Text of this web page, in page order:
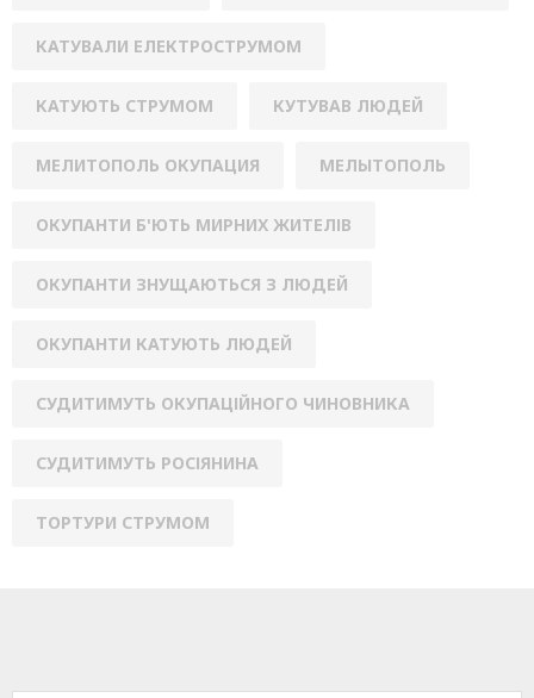
КАТУВАЛИ ЕЛЕКТРОСТРУМОМ
КАТУЮТЬ СТРУМОМ КУТУВАВ ЛЮДЕЙ
МЕЛИТОПОЛЬ ОКУПАЦИЯ МЕЛЫТОПОЛЬ
ОКУПАНТИ Б'ЮТЬ МИРНИХ ЖИТЕЛІВ
ОКУПАНТИ ЗНУЩАЮТЬСЯ З ЛЮДЕЙ
ОКУПАНТИ КАТУЮТЬ ЛЮДЕЙ
СУДИТИМУТЬ ОКУПАЦІЙНОГО ЧИНОВНИКА
СУДИТИМУТЬ РОСІЯНИНА
ТОРТУРИ СТРУМОМ